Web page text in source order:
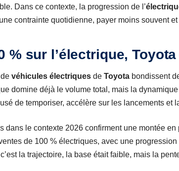
Dans ce contexte, la progression de l’
contrainte quotidienne, payer moins souvent
% sur l’électrique,
véhicules électriques de Toyota bondissent
domine déjà le volume total, mais la
de temporiser, accélère sur les lancements et
dans le contexte 2026 confirment une montée en
de 100 % électriques, avec une
la trajectoire, la base était faible, mais la